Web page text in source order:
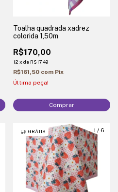
Toalha quadrada xadrez
colorida 1,50m
R$170,00
12 x de R$17,49
R$161,50 com Pix
Última peça!
Comprar
1 / 6
GRÁTIS